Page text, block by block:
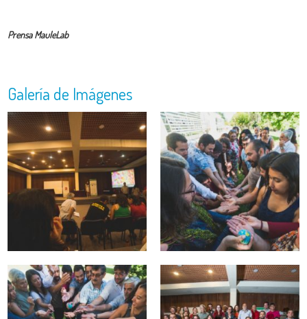
Prensa MauleLab
Galería de Imágenes